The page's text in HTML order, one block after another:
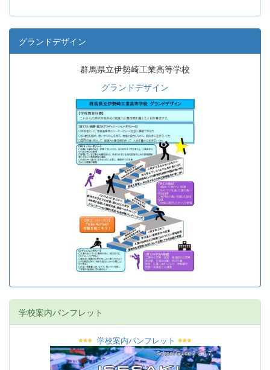
グランドデザイン
群馬県立伊勢崎工業高等学校
グランドデザイン
学校案内パンフレット
学校案内パンフレット